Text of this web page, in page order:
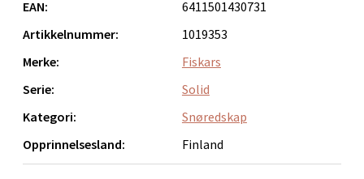
EAN:
6411501430731
Artikkelnummer:
1019353
Merke:
Fiskars
Serie:
Solid
Kategori:
Snøredskap
Opprinnelsesland:
Finland
Bergen - Oasen Senter
Åpent i dag 10-21